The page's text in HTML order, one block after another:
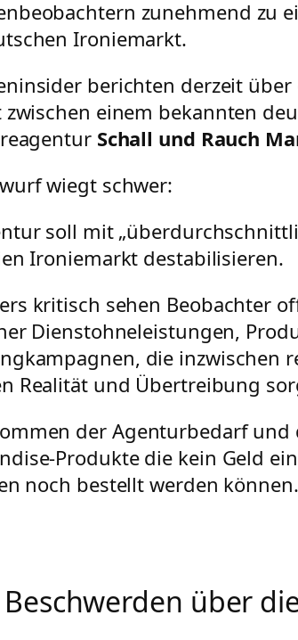
zunehmend zu
Ironiemarkt.
berichten derzeit
einem bekannten
Schall und Rauch
wiegt schwer:
soll mit
Ironiemarkt destabilisieren.
kritisch sehen Beobachter
Dienstohneleistungen,
die inzwischen
Realität und Übertreibung
der Agenturbedarf und
Produkte die kein Geld
noch bestellt werden können.
Beschwerden über